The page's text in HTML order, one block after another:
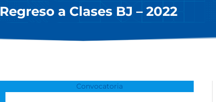
Regreso a Clases BJ – 2022
Convocatoria